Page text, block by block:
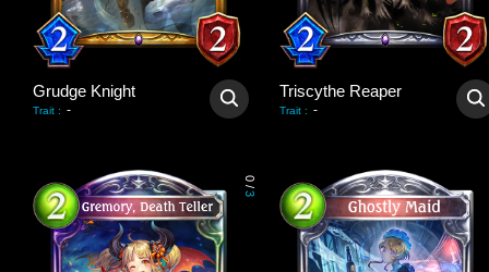
Grudge Knight
Trait : -
Triscythe Reaper
Trait : -
0
/
3